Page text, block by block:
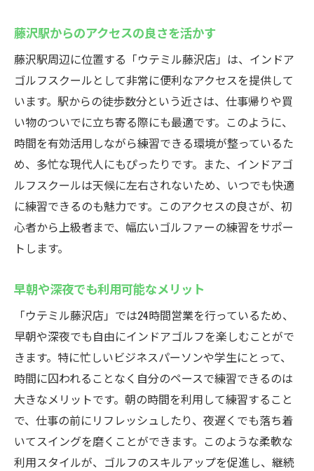
藤沢駅からのアクセスの良さを活かす
藤沢駅周辺に位置する「ウテミル藤沢店」は、インドア
ゴルフスクールとして非常に便利なアクセスを提供して
います。駅からの徒歩数分という近さは、仕事帰りや買
い物のついでに立ち寄る際にも最適です。このように、
時間を有効活用しながら練習できる環境が整っているた
め、多忙な現代人にもぴったりです。また、インドアゴ
ルフスクールは天候に左右されないため、いつでも快適
に練習できるのも魅力です。このアクセスの良さが、初
心者から上級者まで、幅広いゴルファーの練習をサポー
トします。
早朝や深夜でも利用可能なメリット
「ウテミル藤沢店」では24時間営業を行っているため、
早朝や深夜でも自由にインドアゴルフを楽しむことがで
きます。特に忙しいビジネスパーソンや学生にとって、
時間に囚われることなく自分のペースで練習できるのは
大きなメリットです。朝の時間を利用して練習すること
で、仕事の前にリフレッシュしたり、夜遅くでも落ち着
いてスイングを磨くことができます。このような柔軟な
利用スタイルが、ゴルフのスキルアップを促進し、継続